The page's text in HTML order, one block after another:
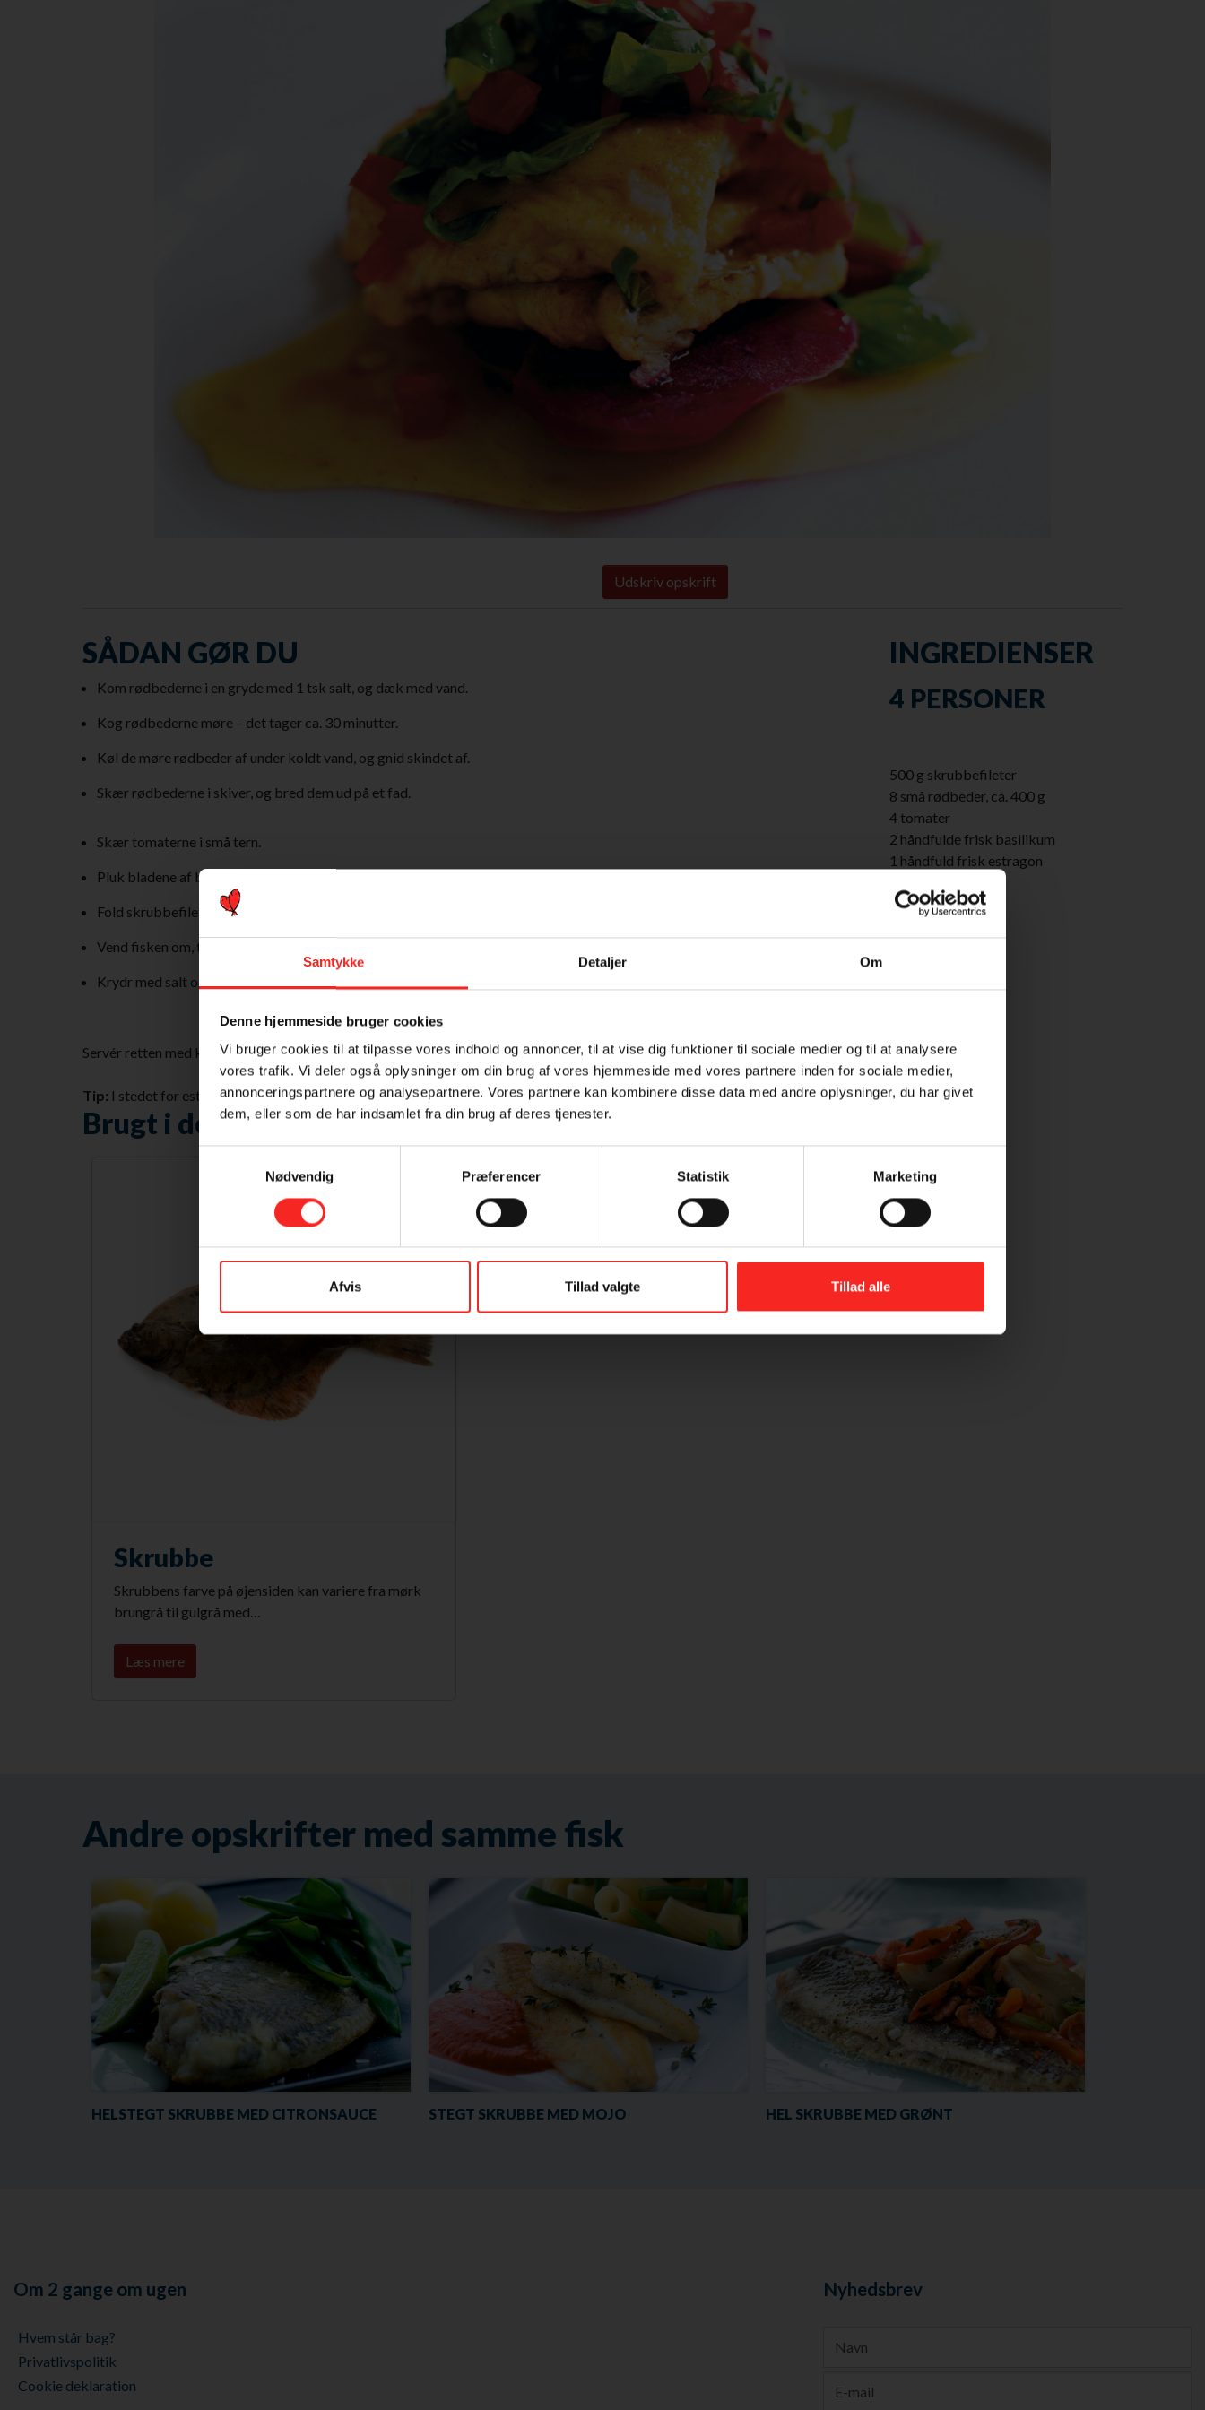
Samtykke Detaljer Om
Denne hjemmeside bruger cookies
Vi bruger cookies til at tilpasse vores indhold og annoncer, til at vise dig funktioner til sociale medier og til at analysere
vores trafik. Vi deler også oplysninger om din brug af vores hjemmeside med vores partnere inden for sociale medier,
annonceringspartnere og analysepartnere. Vores partnere kan kombinere disse data med andre oplysninger, du har givet
dem, eller som de har indsamlet fra din brug af deres tjenester.
Nødvendig
Præferencer Statistik Marketing
Afvis Tillad valgte Tillad alle
Udskriv opskrift
SÅDAN GØR DU
Kom rødbederne i en gryde med 1 tsk salt, og dæk med vand.
Kog rødbederne møre – det tager ca. 30 minutter.
Køl de møre rødbeder af under koldt vand, og gnid skindet af.
Skær rødbederne i skiver, og bred dem ud på et fad.
Skær tomaterne i små tern.
Pluk bladene af basilikum og estragon.
Fold skrubbefileterne sammen på midten, og steg dem i olien på en slip let-pande, til de er gyldenbrune på den ene side.
Vend fisken om, tilsæt tomat og krydderurter, og steg videre, indtil fisken er gyldenbrun.
Krydr med salt og peber, og anret fisk, krydderurter og tomat oven på rødbedeskiverne.
Servér retten med kogte kartofler og groft brød.
Tip: I stedet for estragon kan du bruge frisk persille, dild eller purløg.
Brugt i denne ret
Skrubbe
Skrubbens farve på øjensiden kan variere fra mørk
brungrå til gulgrå med…
Læs mere
INGREDIENSER
4 PERSONER
500 g skrubbefileter
8 små rødbeder, ca. 400 g
4 tomater
2 håndfulde frisk basilikum
1 håndfuld frisk estragon
salt og peber
groft brød
Andre opskrifter med samme fisk
HELSTEGT SKRUBBE MED CITRONSAUCE STEGT SKRUBBE MED MOJO HEL SKRUBBE MED GRØNT
Om 2 gange om ugen
Hvem står bag?
Privatlivspolitik
Cookie deklaration
Nyhedsbrev
Samtykke (GDPR) ?